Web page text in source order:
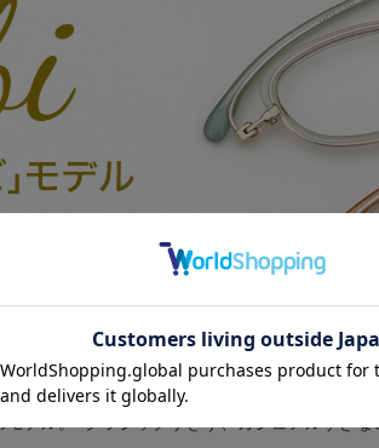
人とかぶらない一本を、自分らしく
デル。 クラシックすぎず、カジュアルすぎな